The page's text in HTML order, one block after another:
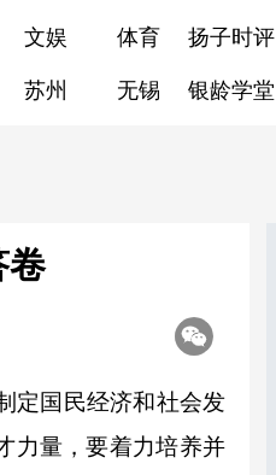
文娱 体育 扬子时评
苏州 无锡 银龄学堂
卷
定国民经济和社会发
力量，要着力培养并